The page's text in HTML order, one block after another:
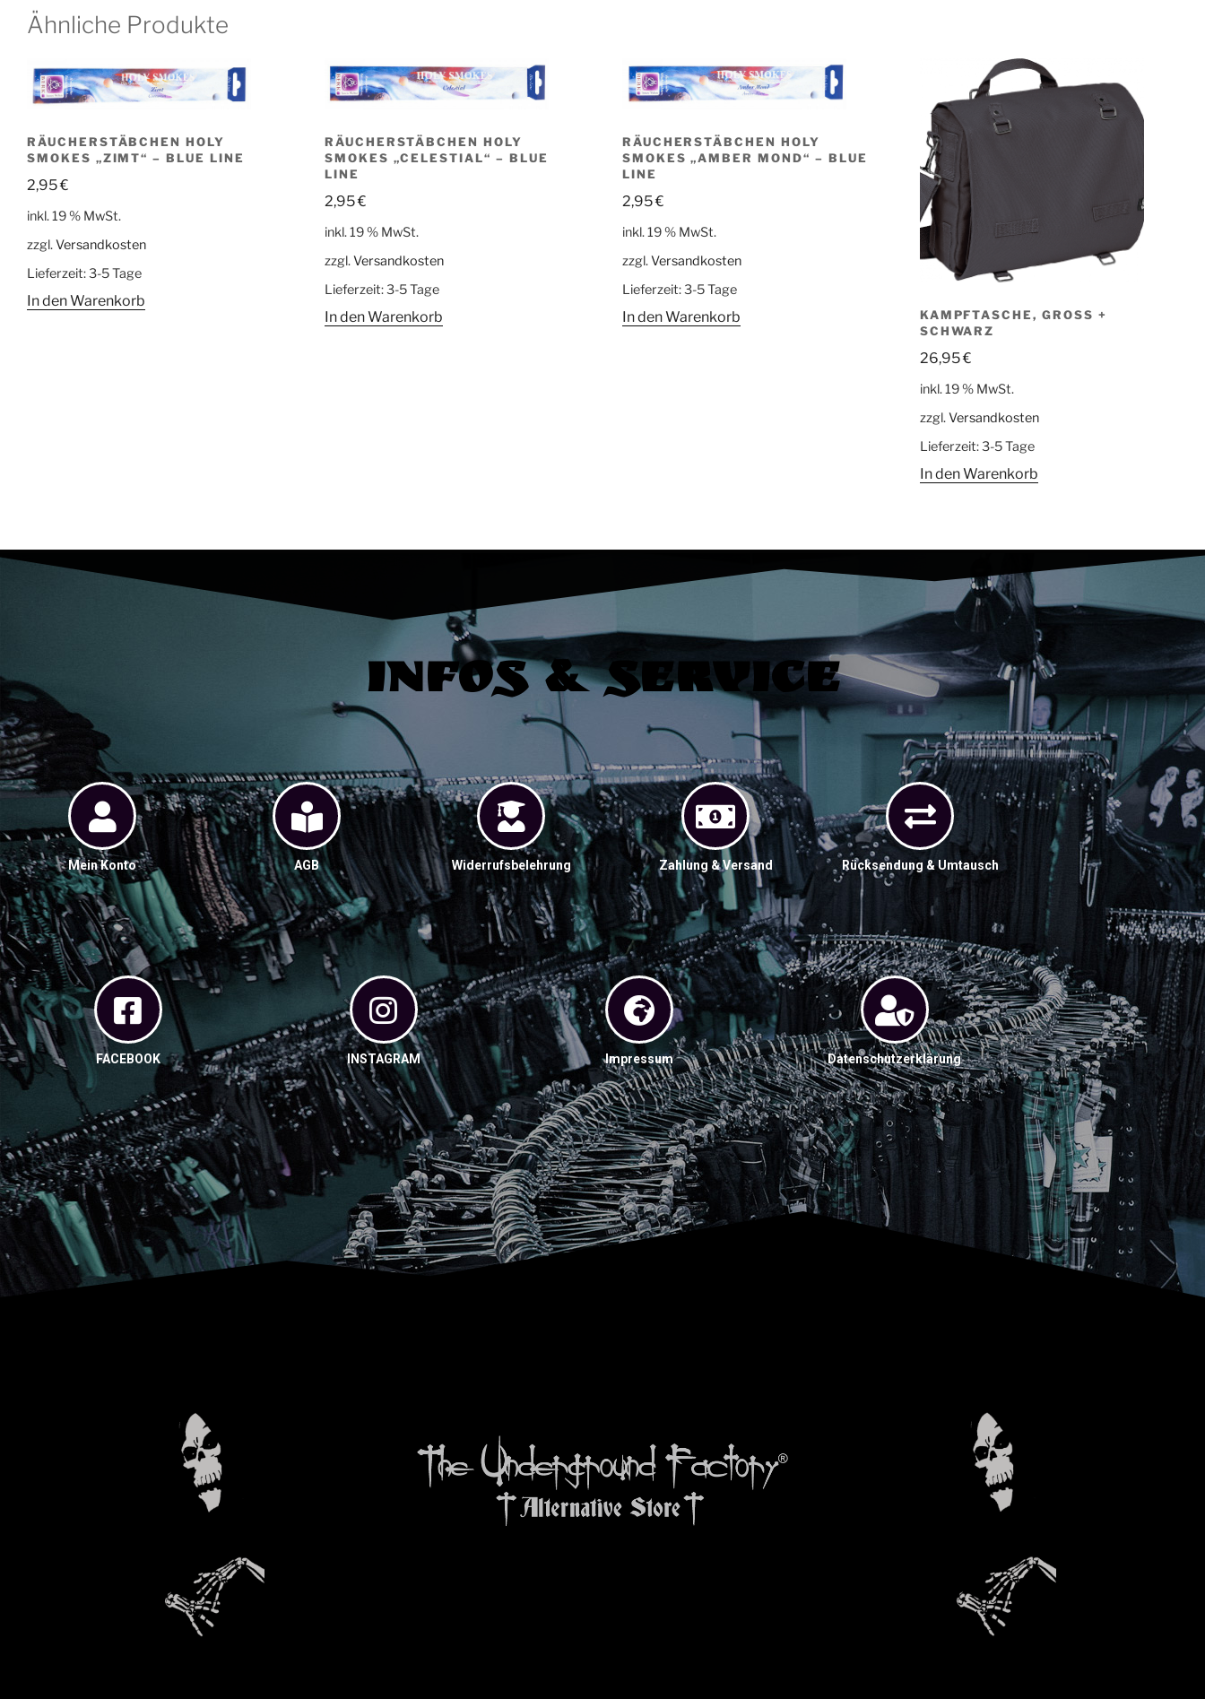
Ähnliche Produkte
RÄUCHERSTÄBCHEN HOLY
SMOKES „ZIMT“ – BLUE LINE
2,95€
inkl. 19 % MwSt.
zzgl.Versandkosten
Lieferzeit:3-5 Tage
In den Warenkorb
RÄUCHERSTÄBCHEN HOLY
SMOKES „CELESTIAL“ – BLUE
LINE
2,95€
inkl. 19 % MwSt.
zzgl.Versandkosten
Lieferzeit:3-5 Tage
In den Warenkorb
RÄUCHERSTÄBCHEN HOLY
SMOKES „AMBER MOND“ – BLUE
LINE
2,95€
inkl. 19 % MwSt.
zzgl.Versandkosten
Lieferzeit:3-5 Tage
In den Warenkorb
KAMPFTASCHE, GROSS + S
CHWARZ
26,95€
inkl. 19 % MwSt.
zzgl.Versandkosten
Lieferzeit:3-5 Tage
In den Warenkorb
Infos & Service
Mein Konto AGB Widerrufsbelehrung Zahlung & Versand Rücksendung & Umtausch
FACEBOOK INSTAGRAM Impressum Datenschutzerklärung